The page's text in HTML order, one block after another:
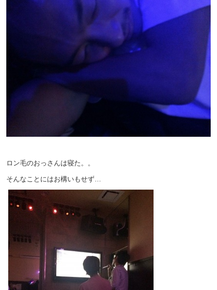
ロン毛のおっさんは寝た。。
そんなことにはお構いもせず…